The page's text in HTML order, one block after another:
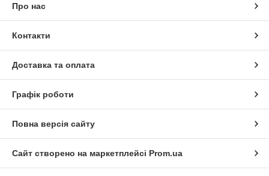
Про нас
Контакти
Доставка та оплата
Графік роботи
Повна версія сайту
Сайт створено на маркетплейсі Prom.ua